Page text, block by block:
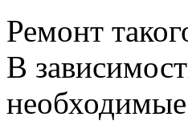
Ремонт
В